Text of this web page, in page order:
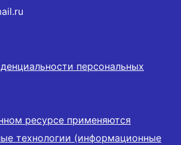
персональных
ресурсе применяются
технологии (информационные